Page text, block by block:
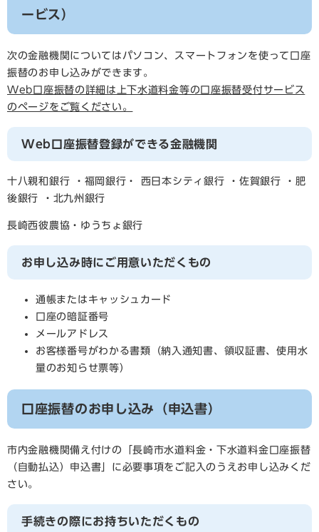
ービス）
次の金融機関についてはパソコン、スマートフォンを使って口座
振替のお申し込みができます。
Web口座振替の詳細は上下水道料金等の口座振替受付サービス
のページをご覧ください。
Web口座振替登録ができる金融機関
十八親和銀行 ・福岡銀行・ 西日本シティ銀行 ・佐賀銀行 ・肥
後銀行 ・北九州銀行
長崎西彼農協・ゆうちょ銀行
お申し込み時にご用意いただくもの
通帳またはキャッシュカード
口座の暗証番号
メールアドレス
お客様番号がわかる書類（納入通知書、領収証書、使用水
量のお知らせ票等）
口座振替のお申し込み（申込書）
市内金融機関備え付けの「長崎市水道料金・下水道料金口座振替
（自動払込）申込書」に必要事項をご記入のうえお申し込みくだ
さい。
手続きの際にお持ちいただくもの